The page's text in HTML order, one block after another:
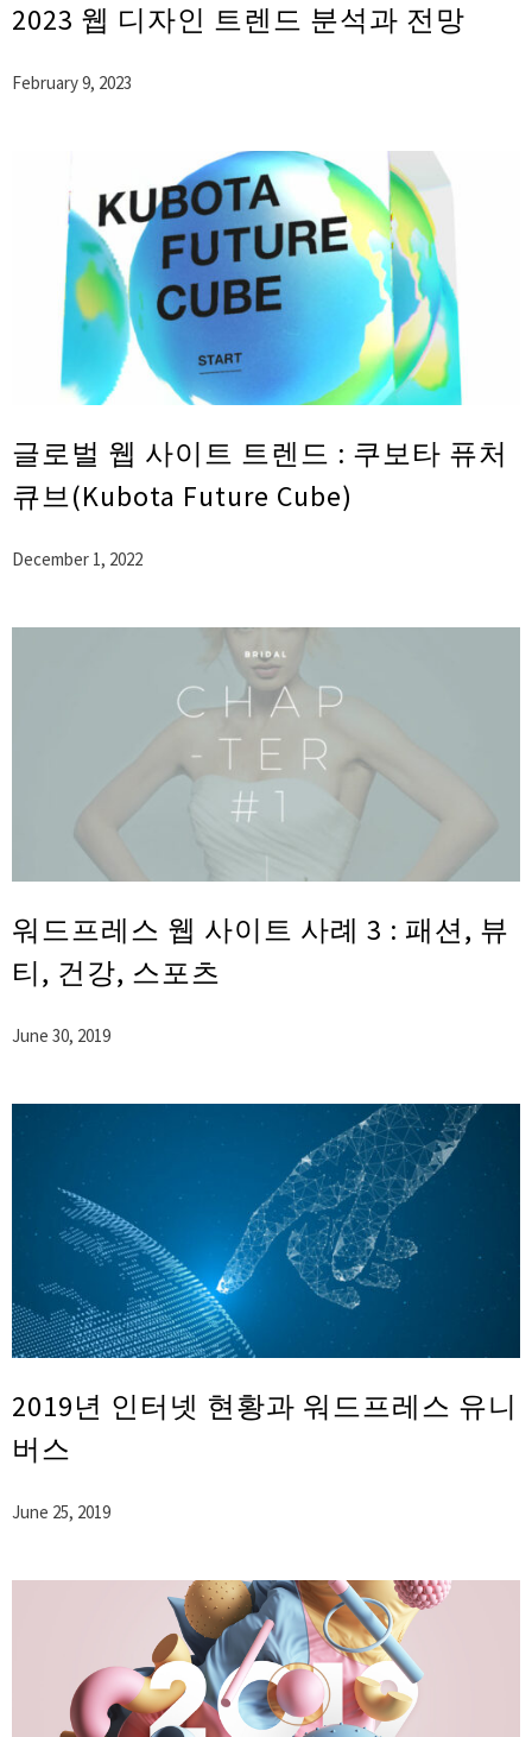
2023 웹 디자인 트렌드 분석과 전망
February 9, 2023
글로벌 웹 사이트 트렌드 : 쿠보타 퓨처
큐브(Kubota Future Cube)
December 1, 2022
워드프레스 웹 사이트 사례 3 : 패션, 뷰
티, 건강, 스포츠
June 30, 2019
2019년 인터넷 현황과 워드프레스 유니
버스
June 25, 2019